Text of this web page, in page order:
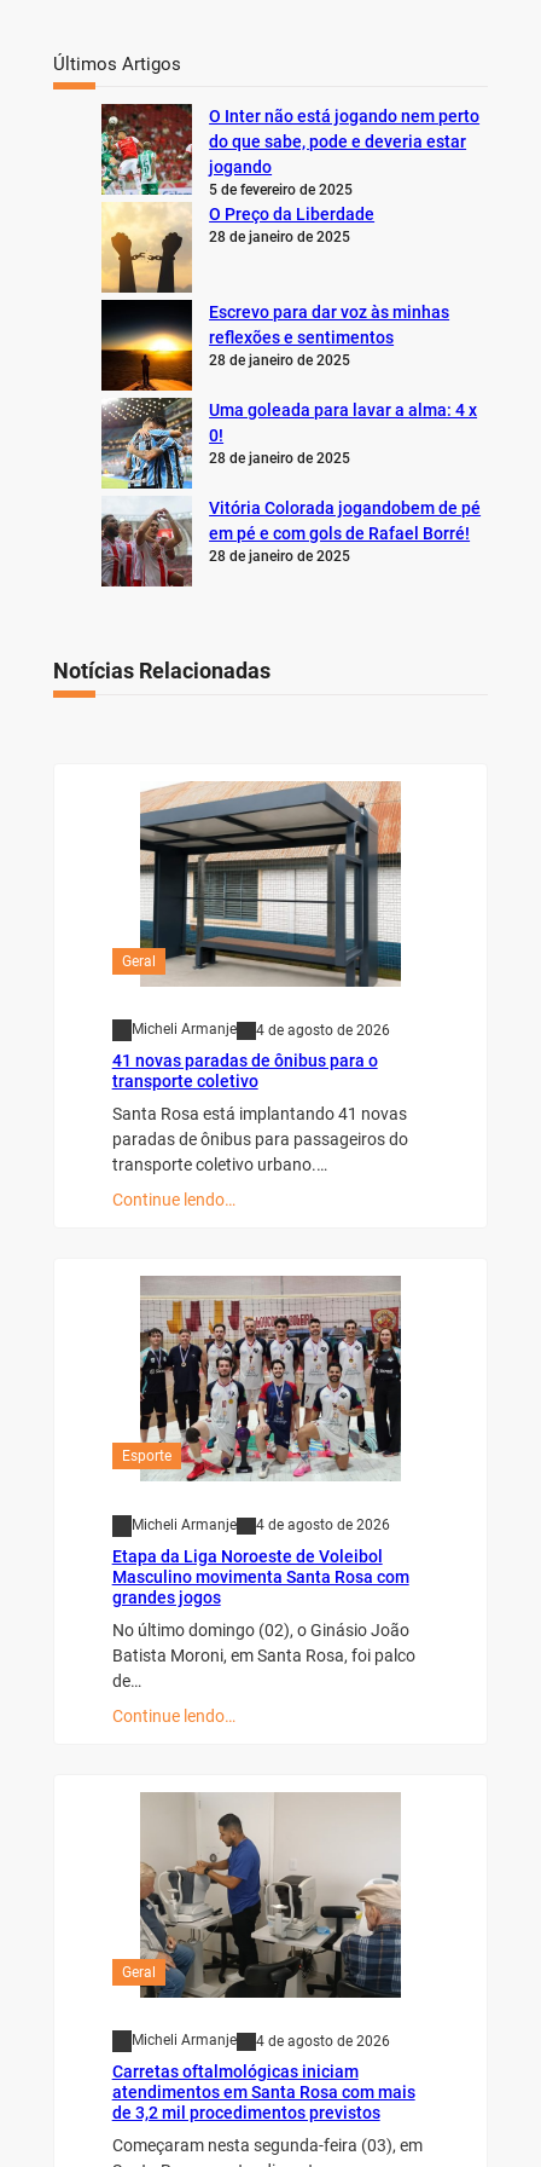
Últimos Artigos
O Inter não está jogando nem perto
do que sabe, pode e deveria estar
jogando
5 de fevereiro de 2025
O Preço da Liberdade
28 de janeiro de 2025
Escrevo para dar voz às minhas
reflexões e sentimentos
28 de janeiro de 2025
Uma goleada para lavar a alma: 4 x
0!
28 de janeiro de 2025
Vitória Colorada jogandobem de pé
em pé e com gols de Rafael Borré!
28 de janeiro de 2025
Notícias Relacionadas
Geral
Micheli Armanje 4 de agosto de 2026
41 novas paradas de ônibus para o
transporte coletivo
Santa Rosa está implantando 41 novas
paradas de ônibus para passageiros do
transporte coletivo urbano.…
Continue lendo…
Esporte
Micheli Armanje 4 de agosto de 2026
Etapa da Liga Noroeste de Voleibol
Masculino movimenta Santa Rosa com
grandes jogos
No último domingo (02), o Ginásio João
Batista Moroni, em Santa Rosa, foi palco
de…
Continue lendo…
Geral
Micheli Armanje 4 de agosto de 2026
Carretas oftalmológicas iniciam
atendimentos em Santa Rosa com mais
de 3,2 mil procedimentos previstos
Começaram nesta segunda-feira (03), em